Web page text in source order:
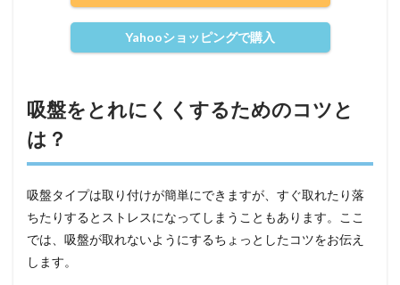
Yahooショッピングで購入
吸盤をとれにくくするためのコツと
は？
吸盤タイプは取り付けが簡単にできますが、すぐ取れたり落
ちたりするとストレスになってしまうこともあります。ここ
では、吸盤が取れないようにするちょっとしたコツをお伝え
します。